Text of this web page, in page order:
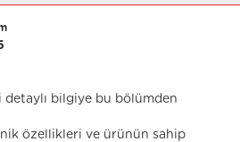
bilgiye bu bölümden
özellikleri ve ürünün sahip